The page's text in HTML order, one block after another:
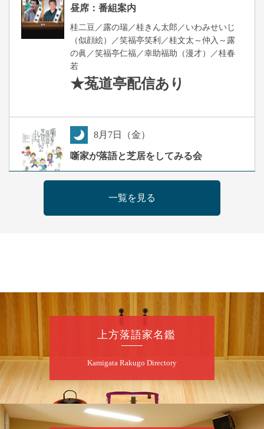
昼席：番組案内
桂二豆／露の瑞／桂きん太郎／いわみせいじ
（似顔絵）／笑福亭笑利／桂文太～仲入～露
の眞／笑福亭仁福／幸助福助（漫才）／桂春
若
★菟道亭配信あり
8月 7日（金）
噺家が落語と芝居をしてみる会
桂米之助／桂団治郎／桂弥太郎／桂米舞／是
開演：午後6時30分（6時開場）全席指定
前売3,500円 当日4,000円
日（土）
第2回 智之介・力造 二人会
笑福亭智之介「昭和任侠伝」「天王寺詣り」
／桂力造「桃太郎」「本膳」／桂二豆「開口
一番」
開演：午前10時（9時30分
開場 ）
前売2,000円 当日 2,500円
お問合せ：智之介・力造 二人会事務局 090-
一覧を見る
上方落語家名鑑
Kamigata Rakugo Directory